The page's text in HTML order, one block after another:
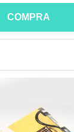
COMPRA